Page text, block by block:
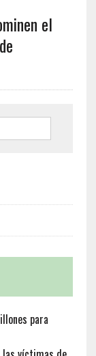
el
para